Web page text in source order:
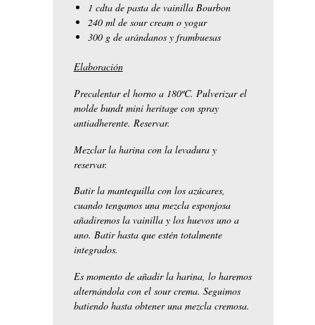
1 cdta de pasta de vainilla Bourbon
240 ml de sour cream o yogur
300 g de arándanos y frambuesas
Elaboración
Precalentar el horno a 180ºC. Pulverizar el
molde bundt mini heritage con spray
antiadherente. Reservar.
Mezclar la harina con la levadura y
reservar.
Batir la mantequilla con los azúcares,
cuando tengamos una mezcla esponjosa
añadiremos la vainilla y los huevos uno a
uno. Batir hasta que estén totalmente
integrados.
Es momento de añadir la harina, lo haremos
alternándola con el sour crema. Seguimos
batiendo hasta obtener una mezcla cremosa.